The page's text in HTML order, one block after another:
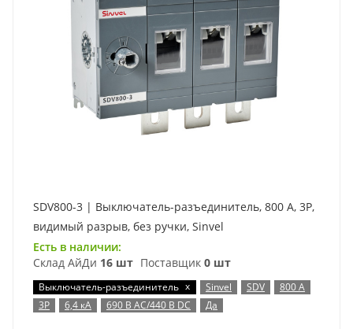
SDV800-3 | Выключатель-разъединитель, 800 А, 3Р,
видимый разрыв, без ручки, Sinvel
Есть в наличии:
Склад АйДи 16 шт Поставщик 0 шт
Выключатель-разъединитель x Sinvel SDV
800 А
3P
6,4 кА 690 В AC/440 В DC Да